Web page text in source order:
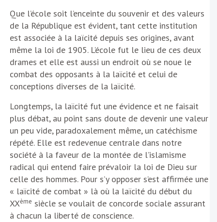
Que l’école soit l’enceinte du souvenir et des valeurs
de la République est évident, tant cette institution
est associée à la laïcité depuis ses origines, avant
même la loi de 1905. L’école fut le lieu de ces deux
drames et elle est aussi un endroit où se noue le
combat des opposants à la laïcité et celui de
conceptions diverses de la laïcité.
Longtemps, la laïcité fut une évidence et ne faisait
plus débat, au point sans doute de devenir une valeur
un peu vide, paradoxalement même, un catéchisme
répété. Elle est redevenue centrale dans notre
société à la faveur de la montée de l’islamisme
radical qui entend faire prévaloir la loi de Dieu sur
celle des hommes. Pour s’y opposer s’est affirmée une
« laïcité de combat » là où la laïcité du début du
XXème siècle se voulait de concorde sociale assurant
à chacun la liberté de conscience.